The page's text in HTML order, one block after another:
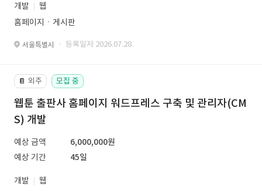
개발
웹
홈페이지ㆍ게시판
서울특별시 · 등록일자 2026.07.28.
📔 외주 모집 중
웹툰 출판사 홈페이지 워드프레스 구축 및 관리자(CM
S) 개발
예상 금액
6,000,000원
예상 기간
45일
개발
웹